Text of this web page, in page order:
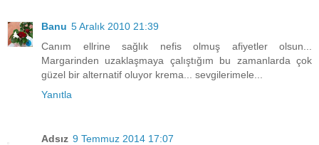
Banu 5 Aralık 2010 21:39
Canım ellrine sağlık nefis olmuş afiyetler olsun...
Margarinden uzaklaşmaya çalıştığım bu zamanlarda çok
güzel bir alternatif oluyor krema... sevgilerimele...
Yanıtla
Adsız 9 Temmuz 2014 17:07